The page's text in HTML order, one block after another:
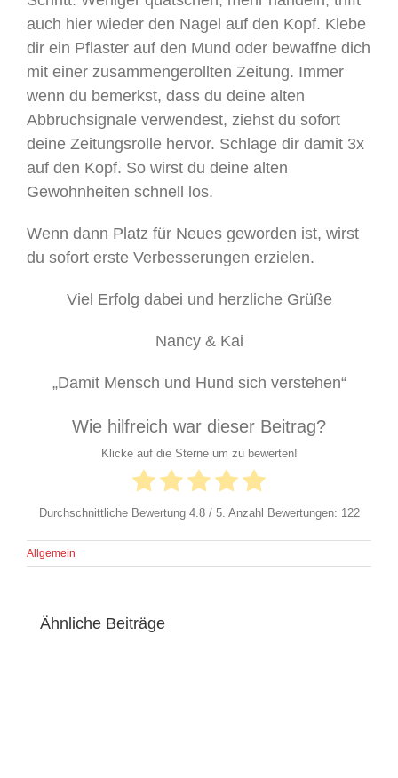
auch hier wieder den Nagel auf den Kopf. Klebe
dir ein Pflaster auf den Mund oder bewaffne dich
mit einer zusammengerollten Zeitung. Immer
wenn du bemerkst, dass du deine alten
Abbruchsignale verwendest, ziehst du sofort
deine Zeitungsrolle hervor. Schlage dir damit 3x
auf den Kopf. So wirst du deine alten
Gewohnheiten schnell los.
Wenn dann Platz für Neues geworden ist, wirst
du sofort erste Verbesserungen erzielen.
Viel Erfolg dabei und herzliche Grüße
Nancy & Kai
„Damit Mensch und Hund sich verstehen“
Wie hilfreich war dieser Beitrag?
Klicke auf die Sterne um zu bewerten!
Durchschnittliche Bewertung 4.8/ 5. Anzahl Bewertungen: 122
Allgemein
Ähnliche Beiträge